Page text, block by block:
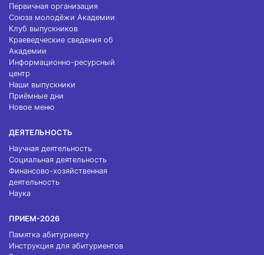
Первичная организация
Союза молодёжи Академии
Клуб выпускников
Краеведческие сведения об
Академии
Информационно-ресурсный
центр
Наши выпускники
Приёмные дни
Новое меню
ДЕЯТЕЛЬНОСТЬ
Научная деятельность
Социальная деятельность
Финансово-хозяйственная
деятельность
Наука
ПРИЕМ-2026
Памятка абитуриенту
Инструкция для абитуриентов